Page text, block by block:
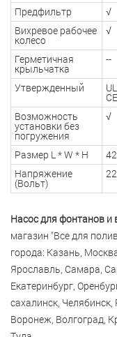
Предфильтр
√
Вихревое рабочее
колесо
√
Герметичная
крыльчатка
--
Утвержденный
Возможность
установки без
погружения
√
Размер L * W * H
Напряжение
(Вольт)
Насос для фонтанов и
магазин "Все для
города: Казань,
Ярославль, Самара,
Екатеринбург,
сахалинск,
Воронеж, Волгоград,